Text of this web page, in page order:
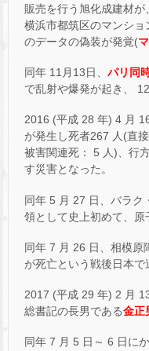
販売を行う旭化成建材
横浜市都筑区のマンシ
のデータの偽装が発覚(
同年 11月13日、 パリ同
で乱射や爆発が起き、
2016 (平成 28 年) 4 月
が発生し死者267 人(直
被害関連死： 5 人)、行
す災害となった。
同年 5 月 27 日、バラク
領として史上初めて、原
同年 7 月 26 日、相模原
が死亡という戦後日本で
2017 (平成 29 年) 2 月
総書記の長男である金正
同年 7 月 5 日～ 6 日に